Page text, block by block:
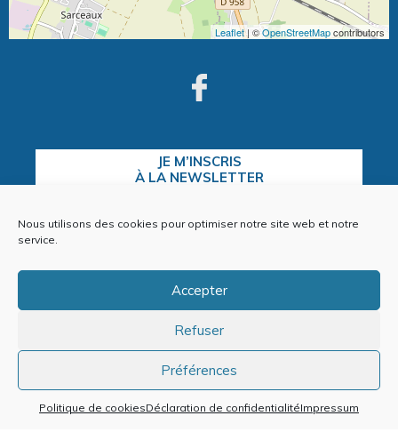
Nous utilisons des cookies pour optimiser notre site web et notre
service.
Accepter
Refuser
Préférences
Politique de cookiesDéclaration de confidentialitéImpressum
Leaflet| ©OpenStreetMapcontributors
JE M’INSCRIS
À LA NEWSLETTER
Politique de cookies (EU)